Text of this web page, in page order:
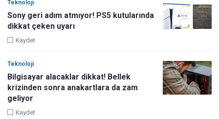
Teknoloji
Sony geri adım atmıyor! PS5 kutularında
dikkat çeken uyarı
Kaydet
Teknoloji
Bilgisayar alacaklar dikkat! Bellek
krizinden sonra anakartlara da zam
geliyor
Kaydet